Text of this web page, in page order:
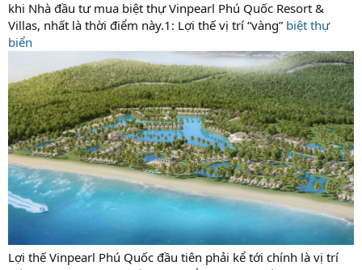
khi Nhà đầu tư mua biệt thự Vinpearl Phú Quốc Resort &
Villas, nhất là thời điểm này.1: Lợi thế vị trí “vàng” biệt thự
biển
Lợi thế Vinpearl Phú Quốc đầu tiên phải kể tới chính là vị trí